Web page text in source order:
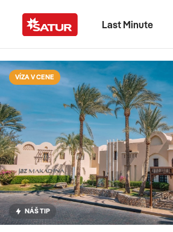
Last Minute
VÍZA V CENE
NÁŠ TIP